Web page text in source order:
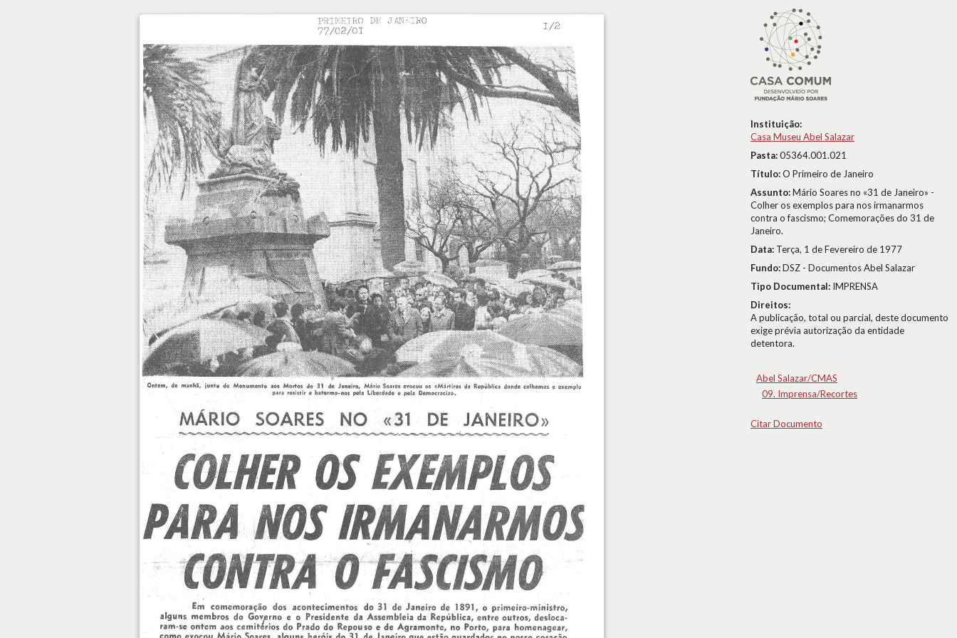
Instituição:
Casa Museu Abel Salazar
Pasta:05364.001.021
Título:O Primeiro de Janeiro
Assunto:Mário Soares no «31 de Janeiro» -
Colher os exemplos para nos irmanarmos
contra o fascismo; Comemorações do 31 de
Janeiro.
Data: Terça, 1 de Fevereiro de 1977
Fundo:DSZ - Documentos Abel Salazar
Tipo Documental: IMPRENSA
Direitos:
A publicação, total ou parcial, deste documento
exige prévia autorização da entidade
detentora.
Abel Salazar/CMAS
09. Imprensa/Recortes
Citar Documento